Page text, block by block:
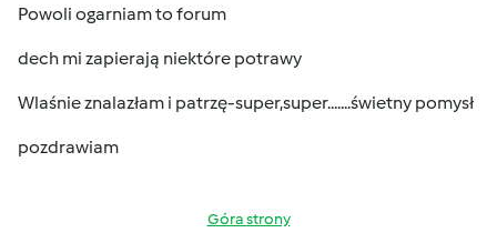
Powoli ogarniam to forum
dech mi zapierają niektóre potrawy
Wlaśnie znalazłam i patrzę-super,super.......świetny pomysł
pozdrawiam
Góra strony